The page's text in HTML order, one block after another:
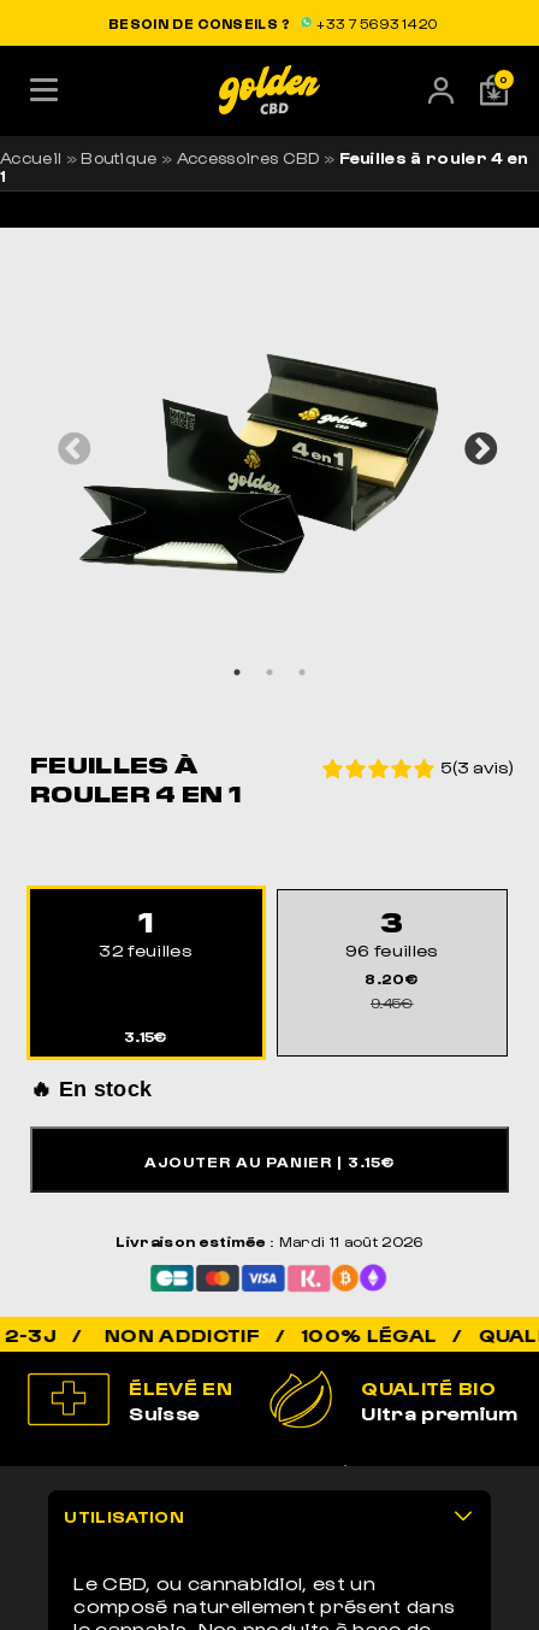
0
POUR DORMIR COMME JAMAIS
LIVRAISON OFFERTE EN FRANCE
BESOIN DE CONSEILS ? +33 7 56 93 14 20
Accueil »Boutique » Accessoires CBD » Feuilles à rouler 4 en
1
FEUILLES À
ROULER 4 EN 1
5(3 avis)
1
32 feuilles
3.15€
3
96 feuilles
8.20€
9.45€
🔥 En stock
AJOUTER AU PANIER | 3.15€
Livraison estimée : Mardi 11 août 2026
NON ADDICTIF / 100% LÉGAL / QUALITÉ
ÉLEVÉ EN
Suisse
QUALITÉ BIO
Ultra premium
Non addictif
anonyme 2-3j
UTILISATION
Le CBD, ou cannabidiol, est un
composé naturellement présent dans